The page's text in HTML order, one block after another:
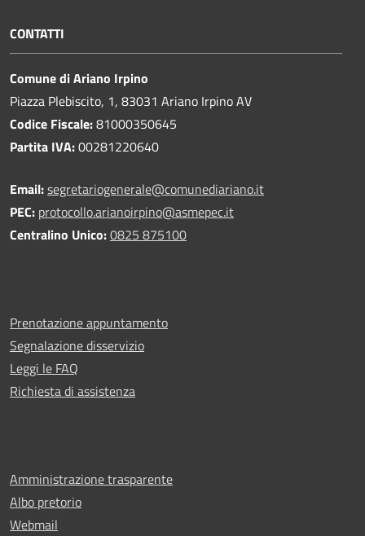
CONTATTI
Comune di Ariano Irpino
Piazza Plebiscito, 1, 83031 Ariano Irpino AV
Codice Fiscale:81000350645
Partita IVA:00281220640
Email:segretariogenerale@comunediariano.it
PEC: protocollo.arianoirpino@asmepec.it
Centralino Unico:0825 875100
Prenotazione appuntamento
Segnalazione disservizio
Leggi le FAQ
Richiesta di assistenza
Amministrazione trasparente
Albo pretorio
Webmail